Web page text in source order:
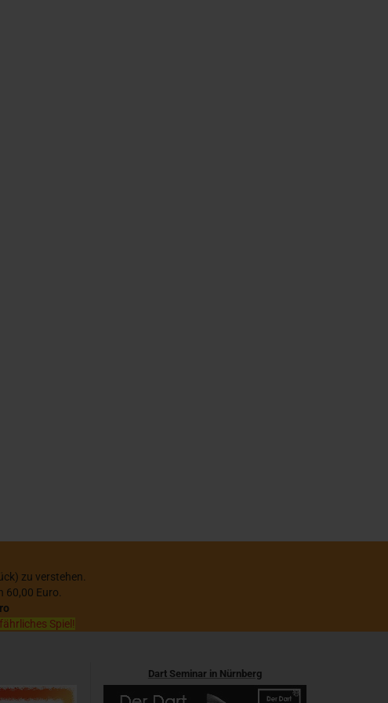
zu verstehen.
Euro.
Spiel!
Dart Seminar in Nürnberg